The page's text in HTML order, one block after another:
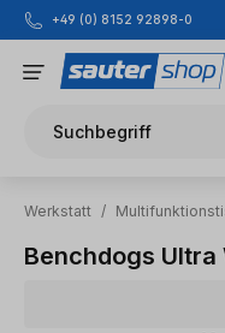
Zum Hauptinhalt
+49 (0) 8152 92898-0
Suchbegriff
Werkstatt /
Benchdogs